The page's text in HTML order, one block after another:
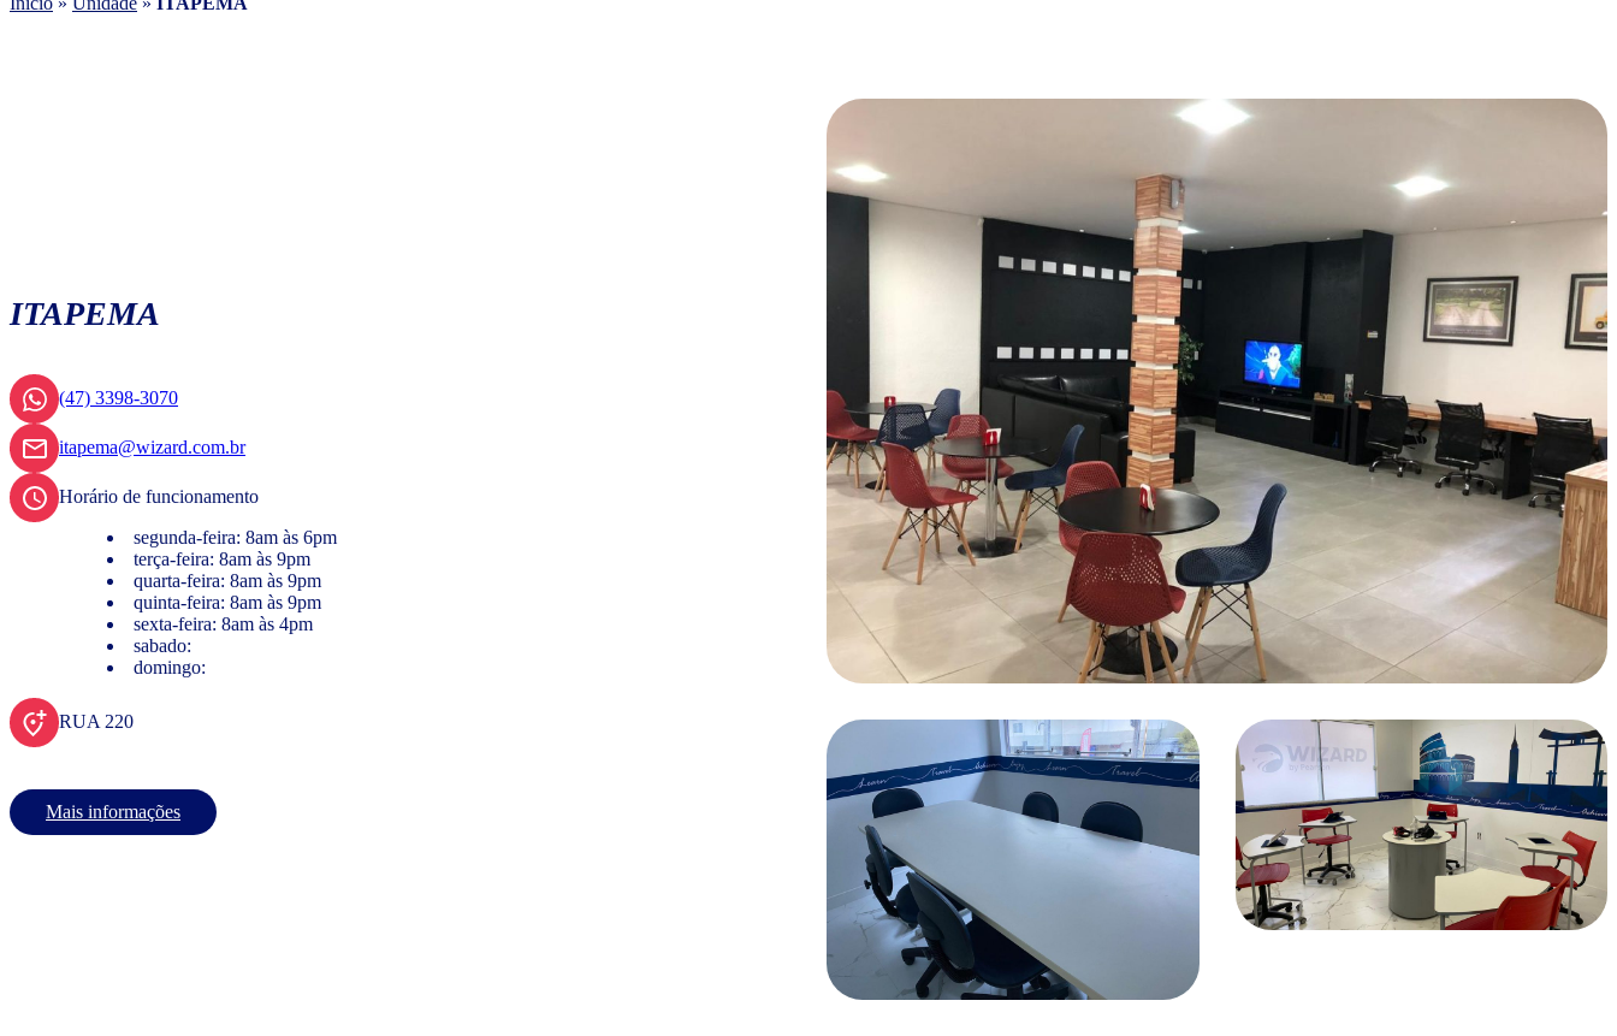
ITAPEMA
(47) 3398-3070
itapema@wizard.com.br
Horário de funcionamento
segunda-feira: 8am às 6pm
terça-feira: 8am às 9pm
quarta-feira: 8am às 9pm
quinta-feira: 8am às 9pm
sexta-feira: 8am às 4pm
sabado:
domingo:
RUA 220
Mais informações